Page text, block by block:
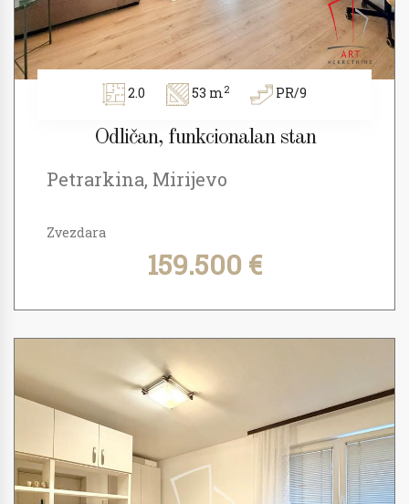
2.0 53 m2 PR/9
Odličan, funkcionalan stan
Petrarkina, Mirijevo
Zvezdara
159.500 €